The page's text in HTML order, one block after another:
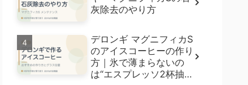
灰除去のやり方
デロンギ マグニフィカS
のアイスコーヒーの作り
方｜氷で薄まらないの
は“エスプレッソ2杯抽